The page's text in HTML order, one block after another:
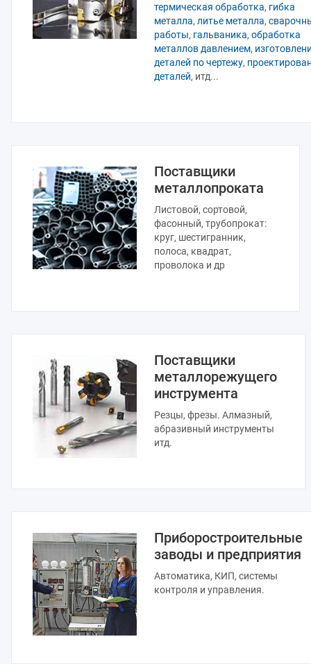
термическая обработка, гибка
металла, литье металла,
работы, гальваника, обработка
металлов давлением,
деталей по чертежу,
деталей, итд...
Поставщики
металлопроката
Листовой, сортовой,
фасонный, трубопрокат:
круг, шестигранник,
полоса, квадрат,
проволока и др
Поставщики
металлорежущего
инструмента
Резцы, фрезы. Алмазный,
абразивный инструменты
итд.
Приборостроительные
заводы и предприятия
Автоматика, КИП, системы
контроля и управления.